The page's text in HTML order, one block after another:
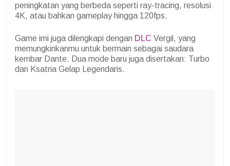
peningkatan yang berbeda seperti ray-tracing, resolusi
4K, atau bahkan gameplay hingga 120fps.
Game imi juga dilengkapi dengan DLC Vergil, yang
memungkinkanmu untuk bermain sebagai saudara
kembar Dante. Dua mode baru juga disertakan: Turbo
dan Ksatria Gelap Legendaris.